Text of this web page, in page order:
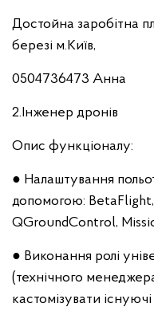
Достойна заробітна
березі м.Київ,
0504736473 Анна
2.Інженер дронів
Опис функціоналу:
● Налаштування
допомогою:
QGroundControl,
● Виконання ролі
(технічного
кастомізувати